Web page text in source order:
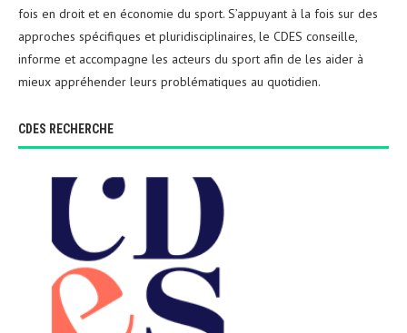
fois en droit et en économie du sport. S’appuyant à la fois sur des
approches spécifiques et pluridisciplinaires, le CDES conseille,
informe et accompagne les acteurs du sport afin de les aider à
mieux appréhender leurs problématiques au quotidien.
CDES RECHERCHE